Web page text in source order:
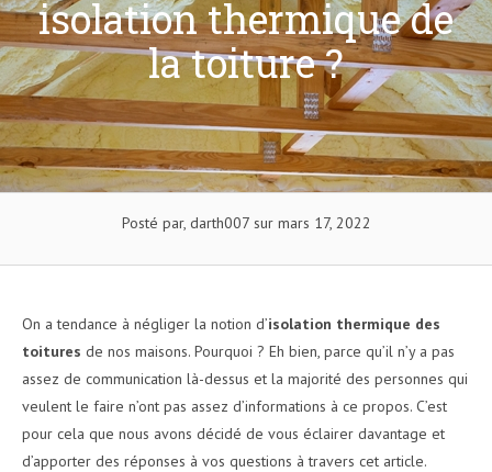
isolation thermique de
la toiture ?
Posté par, darth007 sur mars 17, 2022
On a tendance à négliger la notion d’isolation thermique des
toitures de nos maisons. Pourquoi ? Eh bien, parce qu’il n’y a pas
assez de communication là-dessus et la majorité des personnes qui
veulent le faire n’ont pas assez d’informations à ce propos. C’est
pour cela que nous avons décidé de vous éclairer davantage et
d’apporter des réponses à vos questions à travers cet article.